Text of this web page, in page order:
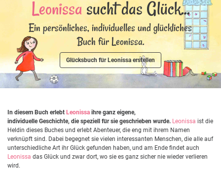
Leonissa sucht das Glück...
Ein persönliches, individuelles und glückliches
Buch für Leonissa.
Glücksbuch für Leonissa erstellen
In diesem Buch erlebt Leonissa ihre ganz eigene,
individuelle Geschichte, die speziell für sie geschrieben wurde. Leonissa ist die
Heldin dieses Buches und erlebt Abenteuer, die eng mit ihrem Namen
verknüpft sind. Dabei begegnet sie vielen interessanten Menschen, die alle auf
unterschiedliche Art ihr Glück gefunden haben, und am Ende findet auch
Leonissa das Glück und zwar dort, wo sie es ganz sicher nie wieder verlieren
wird.